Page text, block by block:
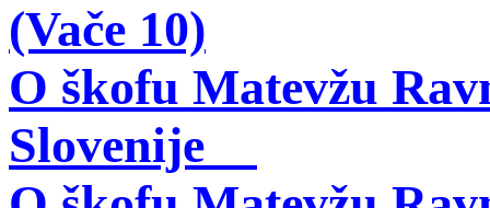
(Vače 10)
O škofu Matevžu
Slovenije